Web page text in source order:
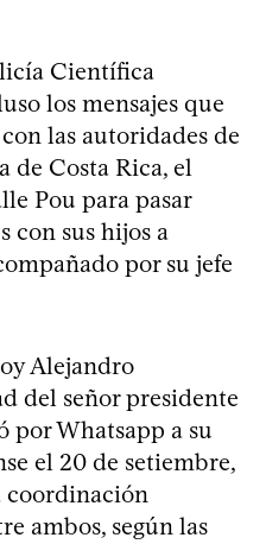
Científica
los mensajes que
las autoridades de
de Costa Rica, el
Pou para pasar
con sus hijos a
por su jefe
Alejandro
del señor presidente
por Whatsapp a su
el 20 de setiembre,
coordinación
ambos, según las